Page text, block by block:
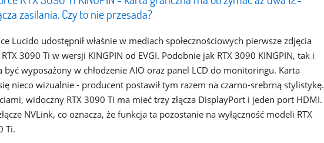
zasilania. Czy to nie przesada?
Lucido udostępnił właśnie w mediach społecznościowych pierwsze zdjęcia
3090 Ti w wersji KINGPIN od EVGI. Podobnie jak RTX 3090 KINGPIN, tak i
wyposażony w chłodzenie AIO oraz panel LCD do monitoringu. Karta
nieco wizualnie - producent postawił tym razem na czarno-srebrną stylistykę.
widoczny RTX 3090 Ti ma mieć trzy złącza DisplayPort i jeden port HDMI.
NVLink, co oznacza, że ​​funkcja ta pozostanie na wyłączność modeli RTX
Ti.